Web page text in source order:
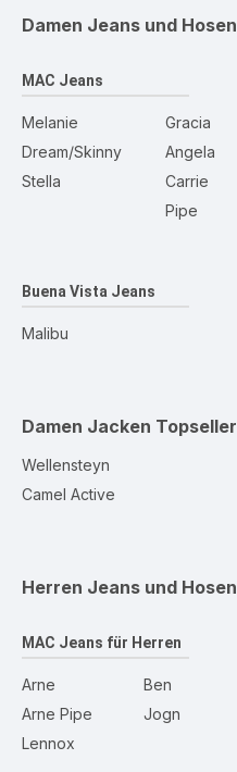
Damen Jeans und Hosen
MAC Jeans
Melanie
Dream/Skinny
Stella
Gracia
Angela
Carrie
Pipe
Buena Vista Jeans
Malibu
Damen Jacken Topseller
Wellensteyn
Camel Active
Herren Jeans und Hosen
MAC Jeans für Herren
Arne
Arne Pipe
Lennox
Ben
Jogn